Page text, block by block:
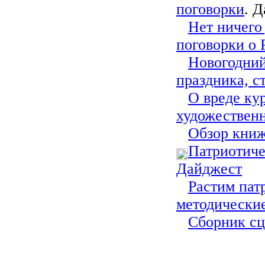
поговорки.
Нет
поговорки о
праздника,
О вреде
Обзор
Дайджест
Растим
Сборник